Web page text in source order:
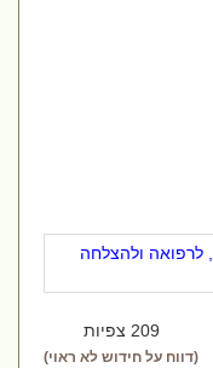
ולהצלחה
209 צפיות
(דווח על חידוש לא ראוי)